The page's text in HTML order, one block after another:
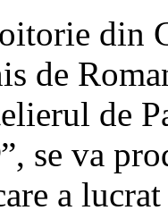
din
de
de
”, se va
a